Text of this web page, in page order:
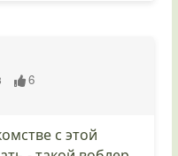
6
с этой